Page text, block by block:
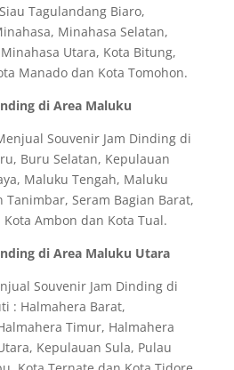
Tagulandang Biaro,
Minahasa Selatan,
Utara, Kota Bitung,
Manado dan Kota Tomohon.
di Area Maluku
Souvenir Jam Dinding di
Buru Selatan, Kepulauan
Maluku Tengah, Maluku
Tanimbar, Seram Bagian Barat,
Ambon dan Kota Tual.
di Area Maluku Utara
Souvenir Jam Dinding di
: Halmahera Barat,
Timur, Halmahera
Kepulauan Sula, Pulau